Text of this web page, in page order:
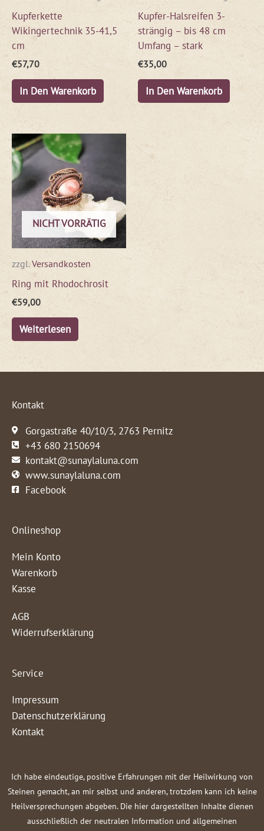
Kupferkette
Wikingertechnik 35-41,5
cm
€57,70
In Den Warenkorb
Kupfer-Halsreifen 3-
strängig – bis 48 cm
Umfang – stark
€35,00
In Den Warenkorb
NICHT VORRÄTIG
zzgl.Versandkosten
Ring mit Rhodochrosit
€59,00
Weiterlesen
Kontakt
Gorgastraße 40/10/3, 2763 Pernitz
+43 680 2150694
kontakt@sunaylaluna.com
www.sunaylaluna.com
Facebook
Onlineshop
Mein Konto
Warenkorb
Kasse
AGB
Widerrufserklärung
Service
Impressum
Datenschutzerklärung
Kontakt
Ich habe eindeutige, positive Erfahrungen mit der Heilwirkung von
Steinen gemacht, an mir selbst und anderen, trotzdem kann ich keine
Heilversprechungen abgeben. Die hier dargestellten Inhalte dienen
ausschließlich der neutralen Information und allgemeinen